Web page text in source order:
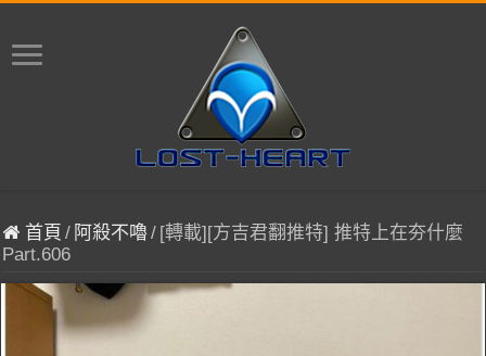
首頁 / 阿殺不嚕/ [轉載][方吉君翻推特] 推特上在夯什麼
Part.606